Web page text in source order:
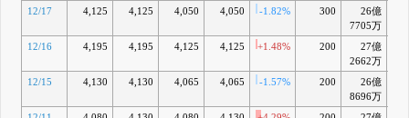
12/17 4,125 4,125 4,050 4,050 -1.82% 300
26億
7705万
12/16 4,195 4,195 4,125 4,125 +1.48% 200
27億
2662万
12/15 4,130 4,130 4,065 4,065 -1.57% 200
26億
8696万